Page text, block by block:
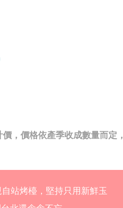
，價格依產季收成數量而定，
站烤檯，堅持只用新鮮玉